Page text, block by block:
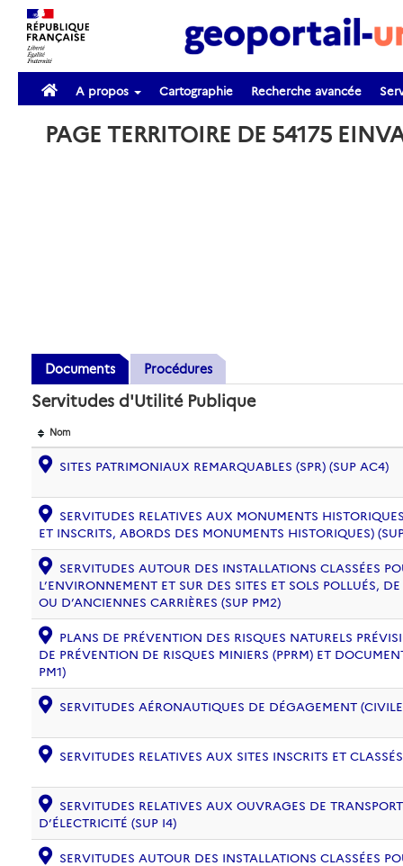
A propos Cartographie Recherche avancée
PAGE TERRITOIRE DE 54175
Documents Procédures
Servitudes d'Utilité Publique
Nom
SITES PATRIMONIAUX REMARQUABLES (SPR) (SUP AC4)
SERVITUDES RELATIVES AUX MONUMENTS
ET INSCRITS, ABORDS DES MONUMENTS HISTORIQUES)
SERVITUDES AUTOUR DES INSTALLATIONS CLASSÉES
L’ENVIRONNEMENT ET SUR DES SITES ET SOLS POLLUÉS,
OU D’ANCIENNES CARRIÈRES (SUP PM2)
PLANS DE PRÉVENTION DES RISQUES NATURELS
DE PRÉVENTION DE RISQUES MINIERS (PPRM) ET
PM1)
SERVITUDES AÉRONAUTIQUES DE DÉGAGEMENT
SERVITUDES RELATIVES AUX SITES INSCRITS ET
SERVITUDES RELATIVES AUX OUVRAGES DE
D’ÉLECTRICITÉ (SUP I4)
SERVITUDES AUTOUR DES INSTALLATIONS CLASSÉES